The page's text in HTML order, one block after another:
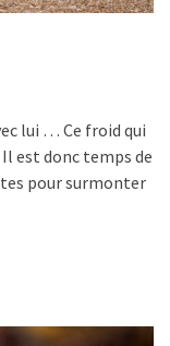
lui … Ce froid qui
est donc temps de
pour surmonter